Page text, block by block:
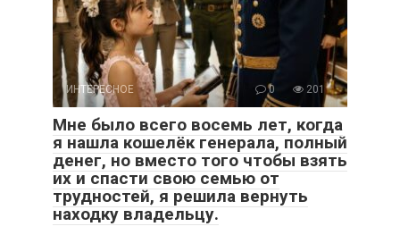
ИНТЕРЕСНОЕ 0 201
Мне было всего восемь лет, когда
я нашла кошелёк генерала, полный
денег, но вместо того чтобы взять
их и спасти свою семью от
трудностей, я решила вернуть
находку владельцу.